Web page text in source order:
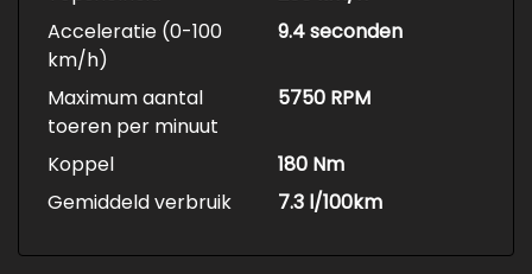
Acceleratie (0-100
km/h)
9.4 seconden
Maximum aantal
toeren per minuut
5750 RPM
Koppel
180 Nm
Gemiddeld verbruik
7.3 l/100km